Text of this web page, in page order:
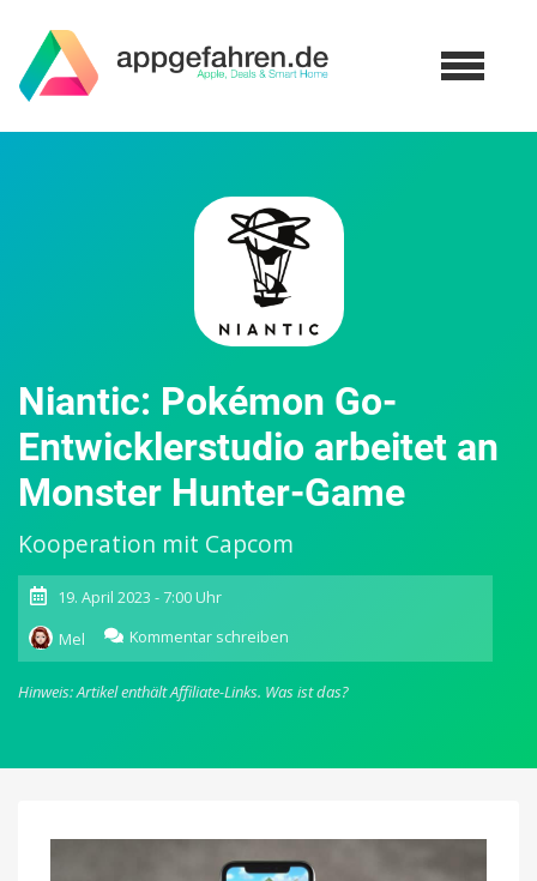
Niantic: Pokémon Go-
Entwicklerstudio arbeitet an
Monster Hunter-Game
Kooperation mit Capcom
19. April 2023 - 7:00 Uhr
Mel
Kommentar schreiben
Niantic:
Pokémon
Go-
an
Game
Hinweis: Artikel enthält Affiliate-Links. Was ist das?